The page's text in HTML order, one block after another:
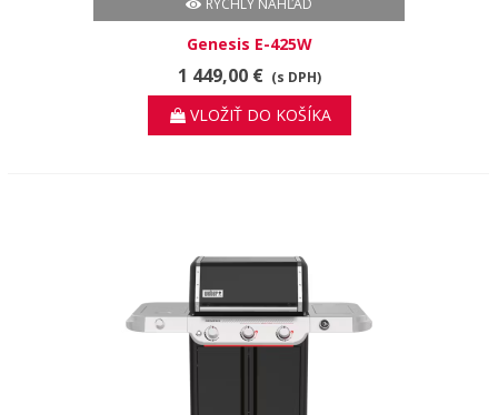
RÝCHLY NÁHĽAD
Genesis E-425W
1 449,00 € (s DPH)
VLOŽIŤ DO KOŠÍKA